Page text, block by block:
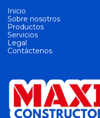
Inicio
Sobre nosotros
Productos
Servicios
Legal
Contáctenos